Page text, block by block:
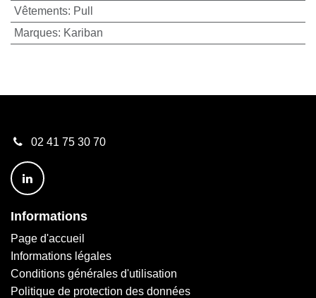
Vêtements: Pull
Marques: Kariban
02 41 75 30 70
Informations
Page d'accueil
Informations légales
Conditions générales d'utilisation
Politique de protection des données